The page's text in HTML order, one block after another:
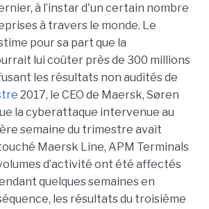
à l’instar d'un certain nombre
à travers le monde. Le
pour sa part que la
lui coûter près de 300 millions
les résultats non audités de
2017, le CEO de Maersk, Søren
la cyberattaque intervenue au
semaine du trimestre avait
Maersk Line, APM Terminals
d’activité ont été affectés
quelques semaines en
les résultats du troisième